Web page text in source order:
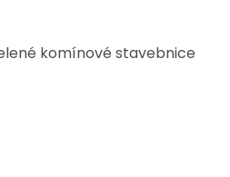
komínové stavebnice